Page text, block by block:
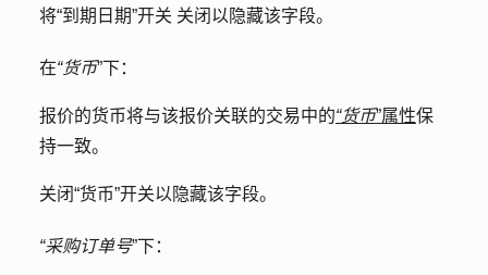
将“到期日期”开关 关闭以隐藏该字段。
在“货币”下：
报价的货币将与该报价关联的交易中的“货币”属性保
持一致。
关闭“货币”开关以隐藏该字段。
“采购订单号”下：